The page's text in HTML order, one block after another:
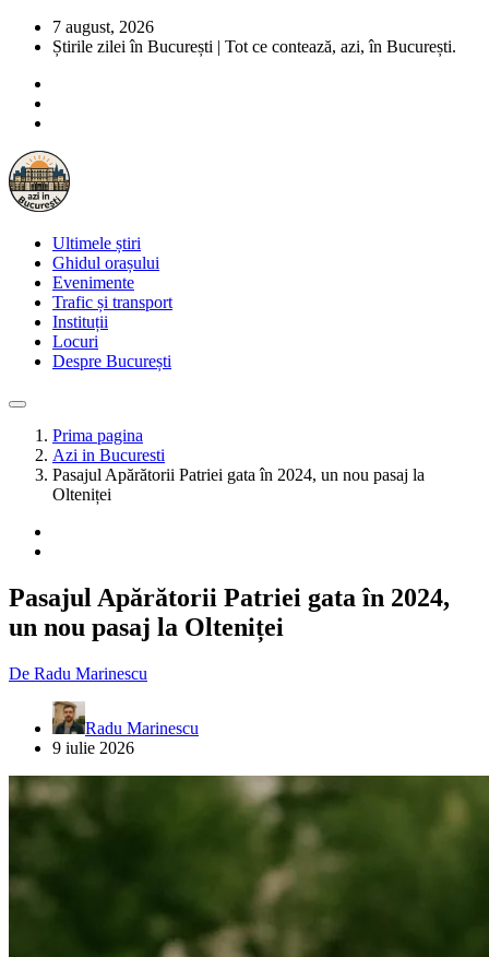
7 august, 2026
Știrile zilei în București | Tot ce contează, azi, în București.
Ultimele știri
Ghidul orașului
Evenimente
Trafic și transport
Instituții
Locuri
Despre București
Prima pagina
Azi in Bucuresti
Pasajul Apărătorii Patriei gata în 2024, un nou pasaj la
Olteniței
Pasajul Apărătorii Patriei gata în 2024,
un nou pasaj la Olteniței
De Radu Marinescu
Radu Marinescu
9 iulie 2026